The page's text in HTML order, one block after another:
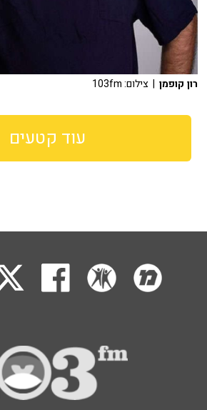
רון קופמן | צילום: 103fm
עוד קטעים